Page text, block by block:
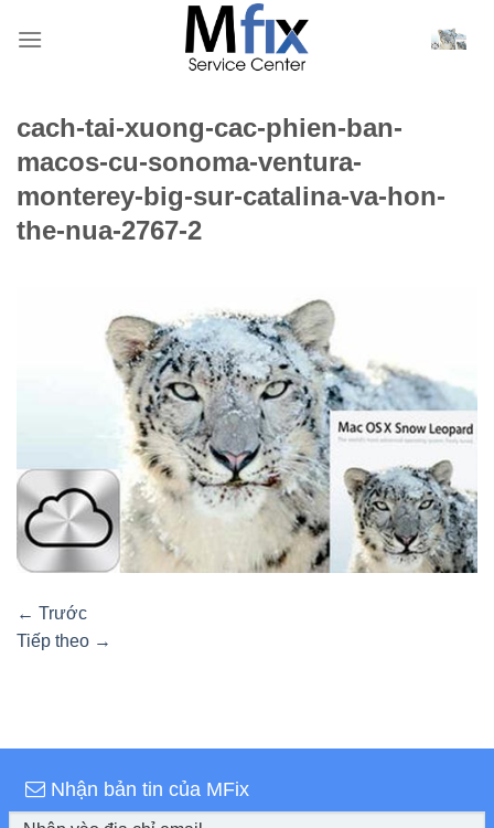
qua
cach-tai-xuong-cac-phien-ban-
macos-cu-sonoma-ventura-
monterey-big-sur-catalina-va-hon-
the-nua-2767-2
← Trước
Tiếp theo →
Nhận bản tin của MFix